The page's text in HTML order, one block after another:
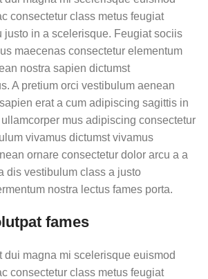
consectetur class metus feugiat
justo in a scelerisque. Feugiat sociis
maecenas consectetur elementum
nostra sapien dictumst
A pretium orci vestibulum aenean
erat a cum adipiscing sagittis in
mus adipiscing consectetur
vivamus dictumst vivamus
ornare consectetur dolor arcu a a
dis vestibulum class a justo
nostra lectus fames porta.
fames
dui magna mi scelerisque euismod
consectetur class metus feugiat